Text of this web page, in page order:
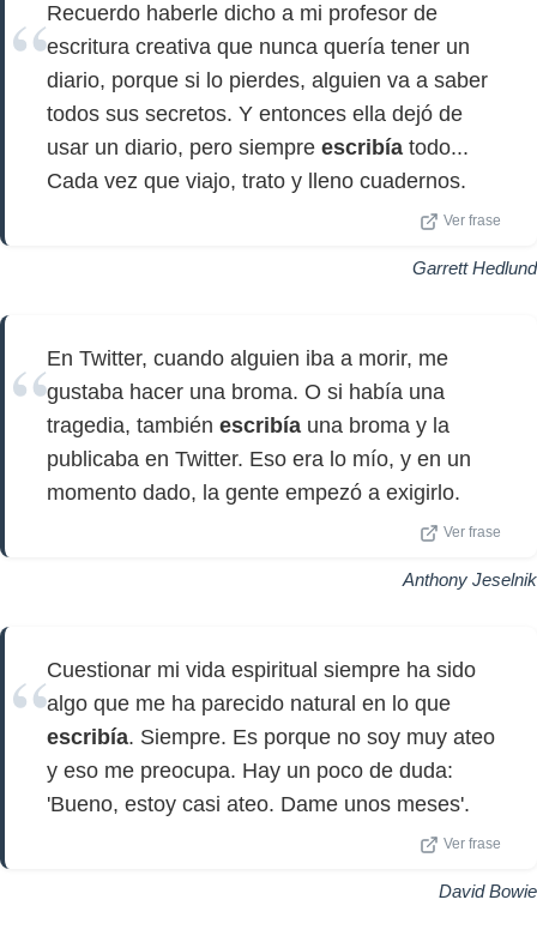
Recuerdo haberle dicho a mi profesor de
escritura creativa que nunca quería tener un
diario, porque si lo pierdes, alguien va a saber
todos sus secretos. Y entonces ella dejó de
usar un diario, pero siempre escribía todo...
Cada vez que viajo, trato y lleno cuadernos.
Ver frase
Garrett Hedlund
En Twitter, cuando alguien iba a morir, me
gustaba hacer una broma. O si había una
tragedia, también escribía una broma y la
publicaba en Twitter. Eso era lo mío, y en un
momento dado, la gente empezó a exigirlo.
Ver frase
Anthony Jeselnik
Cuestionar mi vida espiritual siempre ha sido
algo que me ha parecido natural en lo que
escribía. Siempre. Es porque no soy muy ateo
y eso me preocupa. Hay un poco de duda:
'Bueno, estoy casi ateo. Dame unos meses'.
Ver frase
David Bowie